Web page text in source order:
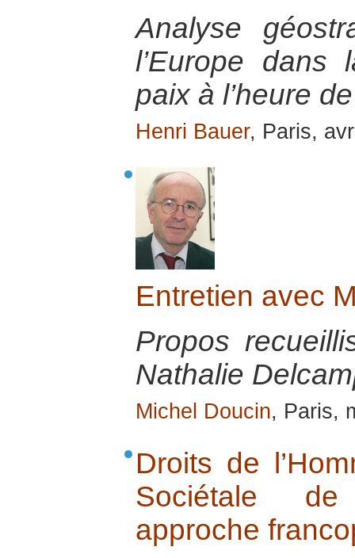
Analyse
l’Europe dans
paix à l’heure
Henri Bauer, Paris,
Entretien avec
Propos
Nathalie
Michel Doucin, Paris,
Droits de
Sociétale de
approche